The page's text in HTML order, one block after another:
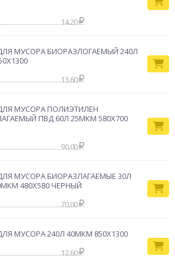
14.20
МУСОРА БИОРАЗЛОГАЕМЫЙ 240Л
13.60
МУСОРА ПОЛИЭТИЛЕН
ПВД 60Л 25МКМ 580Х700
90.00
МУСОРА БИОРАЗЛАГАЕМЫЕ 30Л
480Х580 ЧЕРНЫЙ
70.00
МУСОРА 240Л 40МКМ 850Х1300
12.60